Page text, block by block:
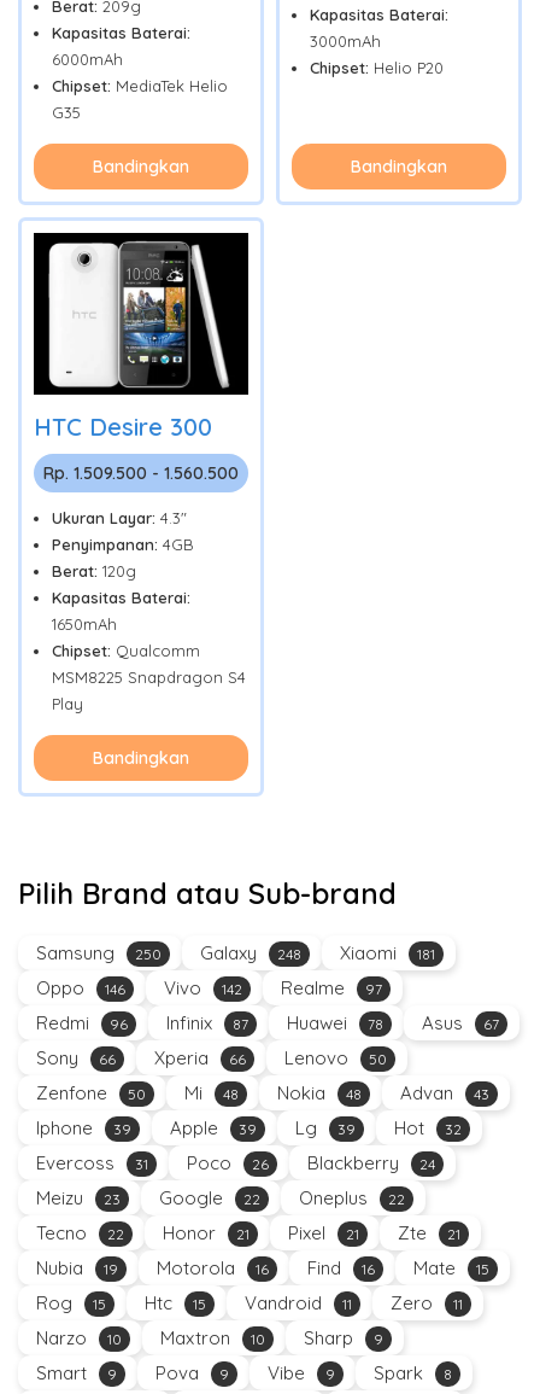
Berat: 209g
Kapasitas Baterai:
6000mAh
Chipset: MediaTek Helio
G35
Bandingkan
Kapasitas Baterai:
3000mAh
Chipset: Helio P20
Bandingkan
HTC Desire 300
Rp. 1.509.500 - 1.560.500
Ukuran Layar: 4.3"
Penyimpanan: 4GB
Berat: 120g
Kapasitas Baterai:
1650mAh
Chipset: Qualcomm
MSM8225 Snapdragon S4
Play
Bandingkan
Pilih Brand atau Sub-brand
Samsung 250 Galaxy 248 Xiaomi 181
Oppo 146 Vivo 142 Realme 97
Redmi 96 Infinix 87 Huawei 78 Asus 67
Sony 66 Xperia 66 Lenovo 50
Zenfone 50 Mi 48 Nokia 48 Advan 43
Iphone 39 Apple 39 Lg 39 Hot 32
Evercoss 31 Poco 26 Blackberry 24
Meizu 23 Google 22 Oneplus 22
Tecno 22 Honor 21 Pixel 21 Zte 21
Nubia 19 Motorola 16 Find 16 Mate 15
Rog 15 Htc 15 Vandroid 11 Zero 11
Narzo 10 Maxtron 10 Sharp 9
Smart 9 Pova 9 Vibe 9 Spark 8